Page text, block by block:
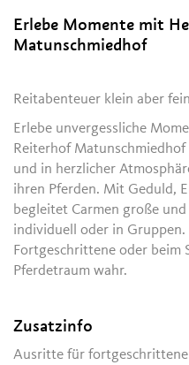
Erlebe Momente mit
Matunschmiedhof
Reitabenteuer klein aber fein
Erlebe unvergessliche
Reiterhof
und in herzlicher
ihren Pferden. Mit Geduld,
begleitet Carmen große
individuell oder in
Fortgeschrittene oder beim
Pferdetraum wahr.
Zusatzinfo
Ausritte für